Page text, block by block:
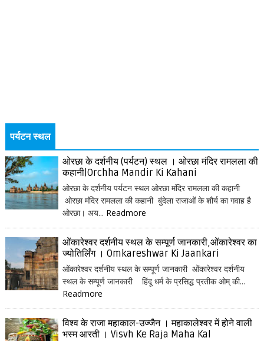
पर्यटन स्थल
ओरछा के दर्शनीय (पर्यटन) स्थल । ओरछा मंदिर रामलला की
कहानी|Orchha Mandir Ki Kahani
ओरछा के दर्शनीय पर्यटन स्थल ओरछा मंदिर रामलला की कहानी
ओरछा मंदिर रामलला की कहानी बुंदेला राजाओं के शौर्य का गवाह है
ओरछा। अय... Readmore
ओंकारेश्वर दर्शनीय स्थल के सम्पूर्ण जानकारी,ओंकारेश्वर का
ज्योतिर्लिंग । Omkareshwar Ki Jaankari
ओंकारेश्वर दर्शनीय स्थल के सम्पूर्ण जानकारी ओंकारेश्वर दर्शनीय
स्थल के सम्पूर्ण जानकारी हिंदू धर्म के प्रसिद्ध प्रतीक ओम् की...
Readmore
विश्व के राजा महाकाल-उज्जैन । महाकालेश्वर में होने वाली
भस्म आरती । Visvh Ke Raja Maha Kal